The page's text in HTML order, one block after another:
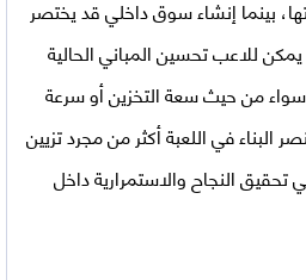
بينما إنشاء سوق داخلي قد يختصر
للاعب تحسين المباني الحالية
من حيث سعة التخزين أو سرعة
البناء في اللعبة أكثر من مجرد تزيين
النجاح والاستمرارية داخل